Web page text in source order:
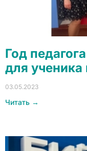
Год
для
03.05.2023
Читать →